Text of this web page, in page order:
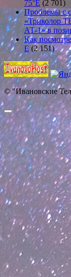
75°E (2 701)
Проблемы с
«Триколор
АТ-1» в
Как
E (2 151)
© "Ивановские
Прокрутить
вверх